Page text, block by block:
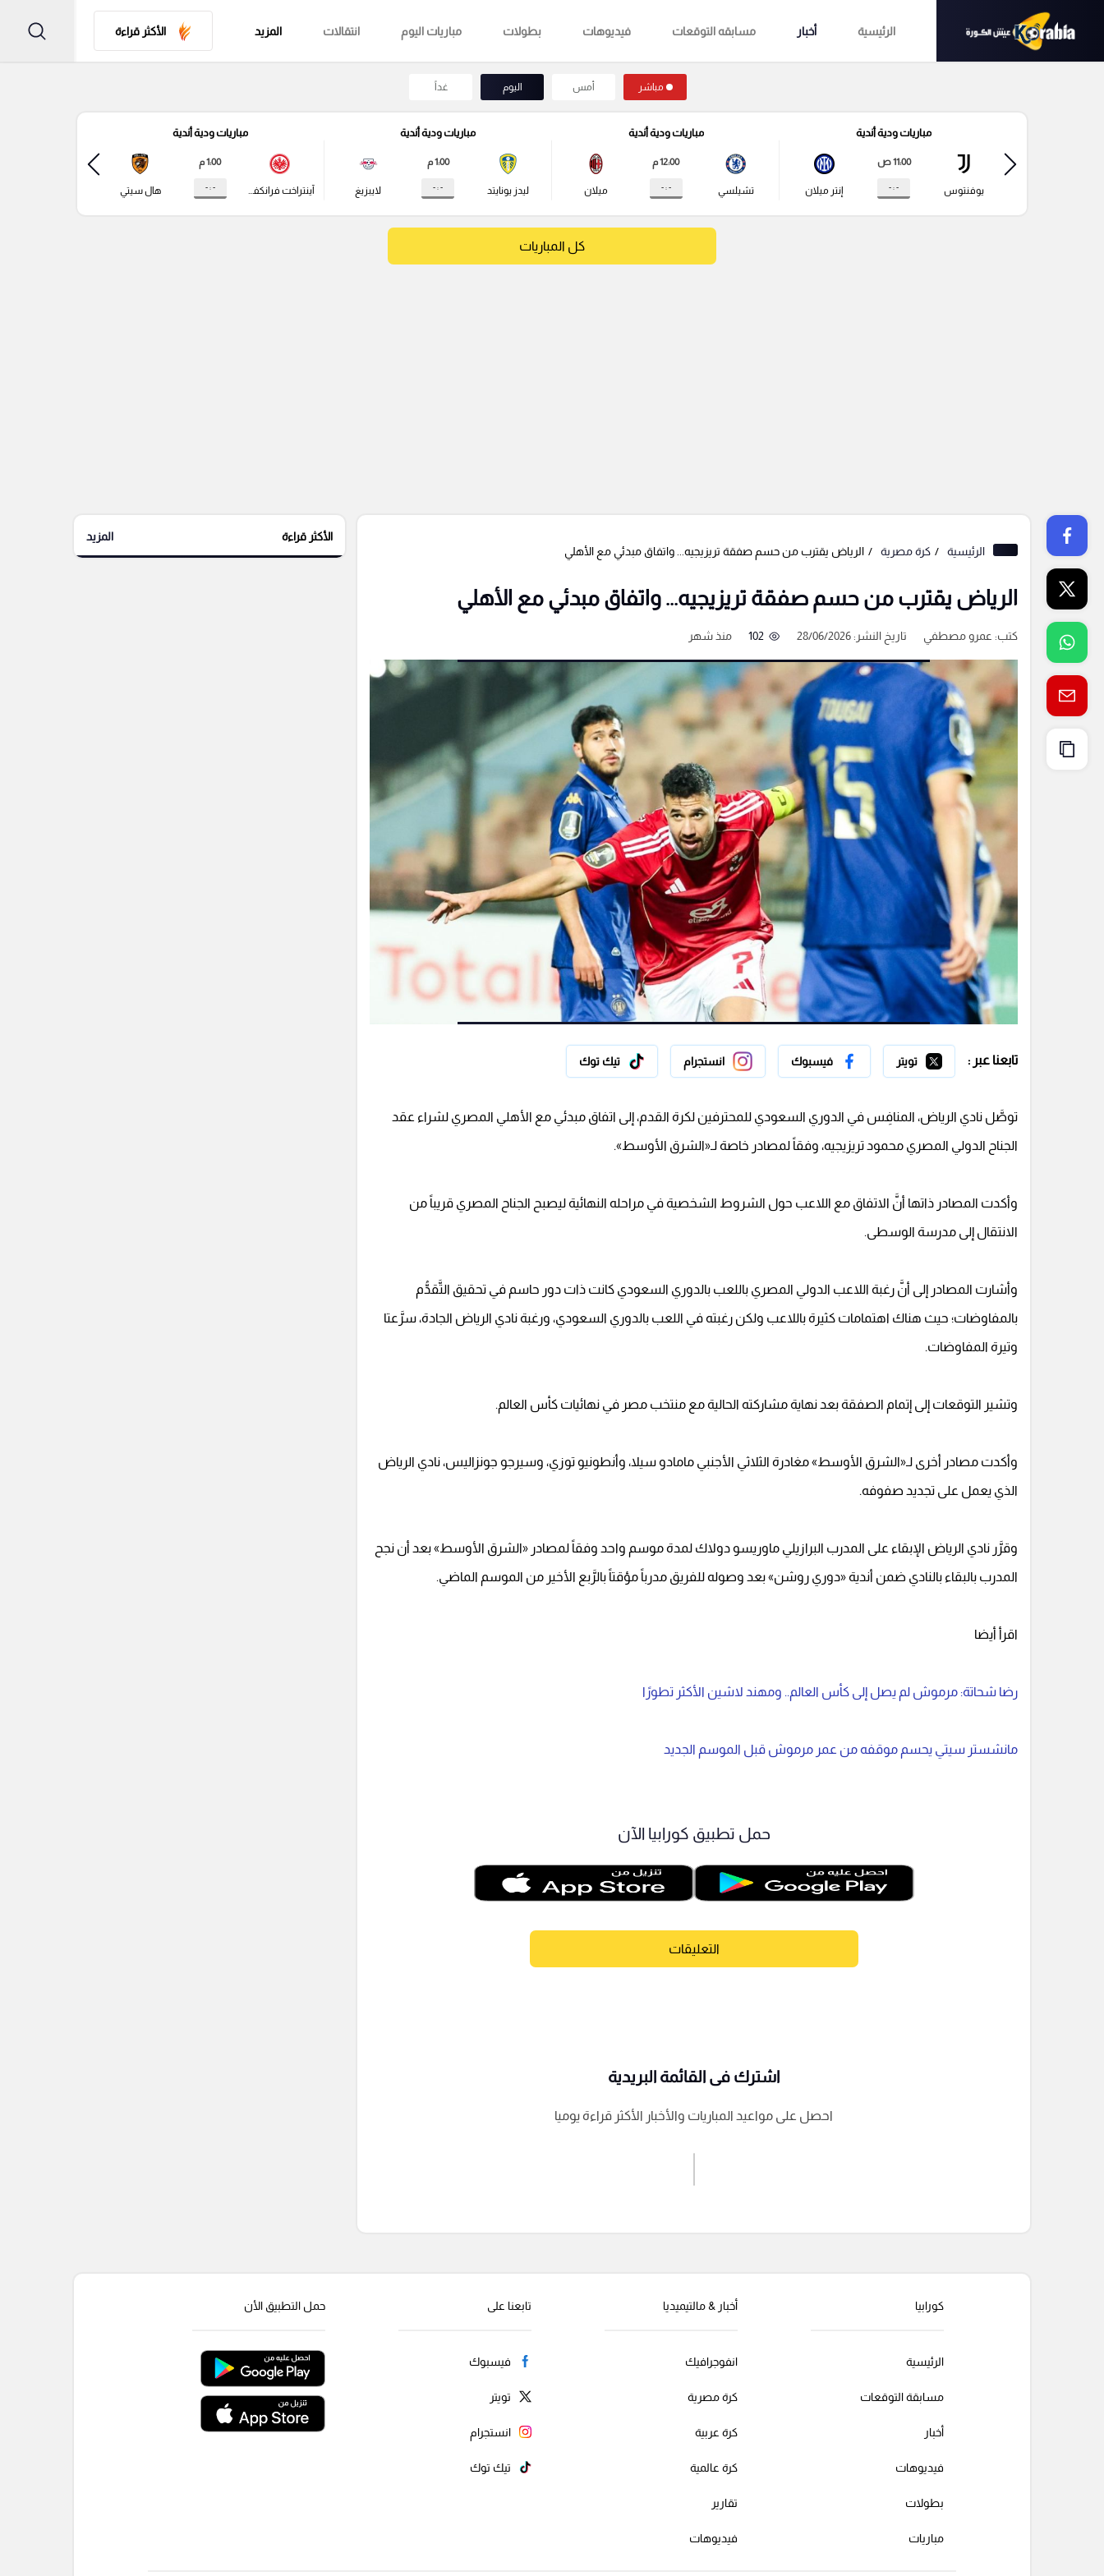
الرئيسية أخبار مسابقه التوقعات فيديوهات بطولات مباريات اليوم انتقالات المزيد الأكثر قراءة
مباشر أمس اليوم غداً
مباريات ودية أندية
يوفنتوس
11:00 ص
- : - إنتر ميلان
مباريات ودية أندية
تشيلسي
12:00 م
- : - ميلان
مباريات ودية أندية
ليدز يونايتد
1:00 م
- : - لايبزيغ
مباريات ودية أندية
آينتراخت فرانكفورت
1:00 م
- : - هال سيتي
كل المباريات
الرئيسية كرة مصرية الرياض يقترب من حسم صفقة تريزيجيه... واتفاق مبدئي مع الأهلي
الرياض يقترب من حسم صفقة تريزيجيه... واتفاق مبدئي مع الأهلي
كتب: عمرو مصطفي تاريخ النشر: 28/06/2026 102 منذ شهر
تابعنا عبر : تويتر فيسبوك انستجرام تيك توك
توصَّل نادي الرياض، المنافِس في الدوري السعودي للمحترفين لكرة القدم، إلى اتفاق مبدئي مع الأهلي المصري لشراء عقد
الجناح الدولي المصري محمود تريزيجيه، وفقاً لمصادر خاصة لـ«الشرق الأوسط».
وأكدت المصادر ذاتها أنَّ الاتفاق مع اللاعب حول الشروط الشخصية في مراحله النهائية ليصبح الجناح المصري قريباً من
الانتقال إلى مدرسة الوسطى.
وأشارت المصادر إلى أنَّ رغبة اللاعب الدولي المصري باللعب بالدوري السعودي كانت ذات دور حاسم في تحقيق التَّقدُّم
بالمفاوضات؛ حيث هناك اهتمامات كثيرة باللاعب ولكن رغبته في اللعب بالدوري السعودي، ورغبة نادي الرياض الجادة، سرَّعتا
وتيرة المفاوضات.
وتشير التوقعات إلى إتمام الصفقة بعد نهاية مشاركته الحالية مع منتخب مصر في نهائيات كأس العالم.
وأكدت مصادر أخرى لـ«الشرق الأوسط» مغادرة الثلاثي الأجنبي مامادو سيلا، وأنطونيو توزي، وسيرجو جونزاليس، نادي الرياض
الذي يعمل على تجديد صفوفه.
وقرَّر نادي الرياض الإبقاء على المدرب البرازيلي ماوريسو دولاك لمدة موسم واحد وفقاً لمصادر «الشرق الأوسط» بعد أن نجح
المدرب بالبقاء بالنادي ضمن أندية «دوري روشن» بعد وصوله للفريق مدرباً مؤقتاً بالرَّبع الأخير من الموسم الماضي.
اقرأ أيضا
رضا شحاتة: مرموش لم يصل إلى كأس العالم.. ومهند لاشين الأكثر تطورًا
مانشستر سيتي يحسم موقفه من عمر مرموش قبل الموسم الجديد
حمل تطبيق كورابيا الآن
التعليقات
إرسال تعليق
اشترك فى القائمة البريدية
احصل على مواعيد المباريات والأخبار الأكثر قراءة يوميا
الأكثر قراءة المزيد
كورابيا
الرئيسية
مسابقة التوقعات
أخبار
فيديوهات
بطولات
مباريات
أخبار & مالتيميديا
انفوجرافيك
كرة مصرية
كرة عربية
كرة عالمية
تقارير
فيديوهات
تابعنا على
فيسبوك
تويتر
انستجرام
تيك توك
حمل التطبيق الأن